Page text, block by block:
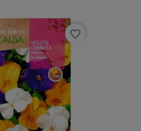
favorite_border